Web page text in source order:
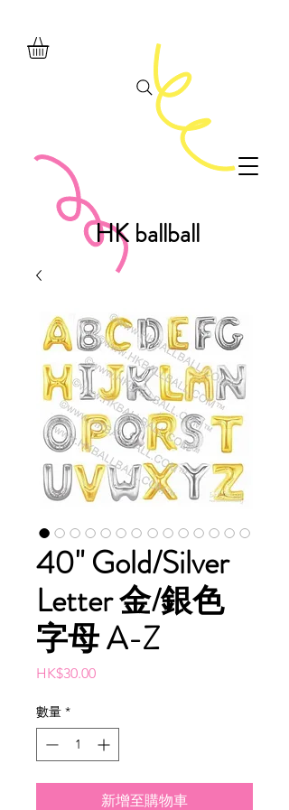
HK ballball
40" Gold/Silver
Letter 金/銀色
字母 A-Z
HK$30.00價
數量 *
新增至購物車